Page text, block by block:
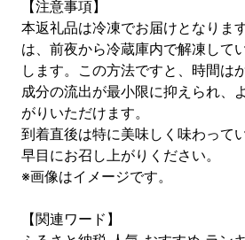
【注意事項】
本返礼品は冷凍でお届けとなりま
は、前夜から冷蔵庫内で解凍して
します。この方法ですと、時間は
成分の流出が最小限に抑えられ、
がりいただけます。
到着直後は特に美味しく味わって
早目にお召し上がりください。
※画像はイメージです。
【関連ワード】